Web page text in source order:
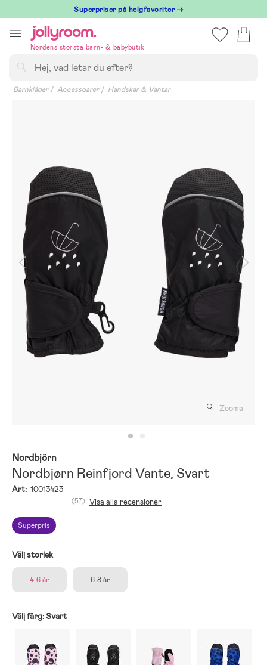
till
innehållet
Superpriser på helgfavoriter →
Nordens största barn- & babybutik
Barnkläder Accessoarer Handskar & Vantar
Zooma
Nordbjörn
Nordbjørn Reinfjord Vante, Svart
Art: 10013423
Superpris
(57) Visa alla recensioner
Välj storlek
4-6 år 6-8 år
Välj färg:Svart